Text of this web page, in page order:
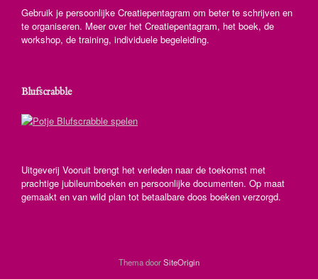
Gebruik je persoonlijke Creatiepentagram om beter te schrijven en
te organiseren. Meer over het Creatiepentagram, het boek, de
workshop, de training, individuele begeleiding.
Blufscrabble
Uitgeverij Vooruit brengt het verleden naar de toekomst met
prachtige jubileumboeken en persoonlijke documenten. Op maat
gemaakt en van wild plan tot betaalbare doos boeken verzorgd.
Thema doorSiteOrigin